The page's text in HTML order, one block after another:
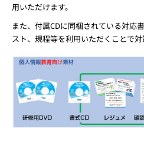
用いただけます。
また、付属CDに同梱されている対応
スト、規程等を利用いただくことで対